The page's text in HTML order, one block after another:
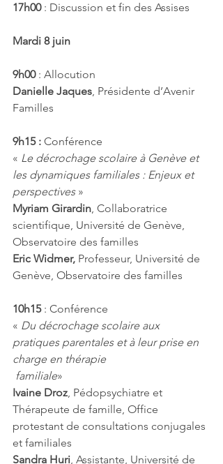
17h00 : Discussion et fin des Assises
Mardi 8 juin
9h00 : Allocution
Danielle Jaques, Présidente d’Avenir
Familles
9h15 : Conférence
« Le décrochage scolaire à Genève et
les dynamiques familiales : Enjeux et
perspectives »
Myriam Girardin, Collaboratrice
scientifique, Université de Genève,
Observatoire des familles
Eric Widmer, Professeur, Université de
Genève, Observatoire des familles
10h15 : Conférence
« Du décrochage scolaire aux
pratiques parentales et à leur prise en
charge en thérapie
familiale»
Ivaine Droz, Pédopsychiatre et
Thérapeute de famille, Office
protestant de consultations conjugales
et familiales
Sandra Huri, Assistante, Université de